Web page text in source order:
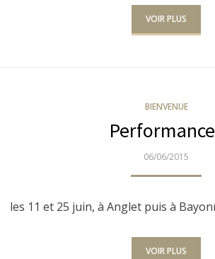
VOIR PLUS
BIENVENUE
PUBLIÉ
06/06/2015
les 11 et 25 juin, à Anglet puis à
VOIR PLUS